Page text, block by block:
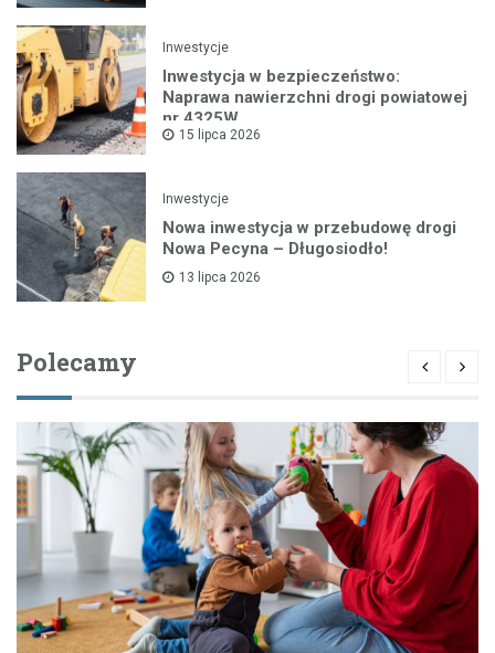
Inwestycje
Inwestycja w bezpieczeństwo:
Naprawa nawierzchni drogi powiatowej
nr 4325W
15 lipca 2026
Inwestycje
Nowa inwestycja w przebudowę drogi
Nowa Pecyna – Długosiodło!
13 lipca 2026
Polecamy